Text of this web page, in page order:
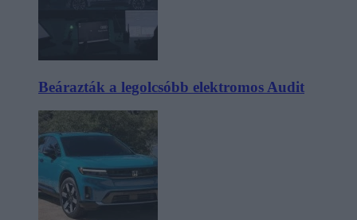
Beárazták a legolcsóbb elektromos Audit